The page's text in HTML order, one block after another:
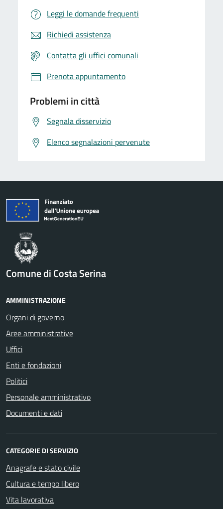
Leggi le domande frequenti
Richiedi assistenza
Contatta gli uffici comunali
Prenota appuntamento
Problemi in città
Segnala disservizio
Elenco segnalazioni pervenute
Comune di Costa Serina
AMMINISTRAZIONE
Organi di governo
Aree amministrative
Uffici
Enti e fondazioni
Politici
Personale amministrativo
Documenti e dati
CATEGORIE DI SERVIZIO
Anagrafe e stato civile
Cultura e tempo libero
Vita lavorativa